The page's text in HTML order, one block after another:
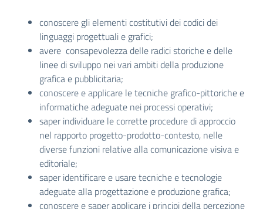
conoscere gli elementi costitutivi dei codici dei
linguaggi progettuali e grafici;
avere consapevolezza delle radici storiche e delle
linee di sviluppo nei vari ambiti della produzione
grafica e pubblicitaria;
conoscere e applicare le tecniche grafico-pittoriche e
informatiche adeguate nei processi operativi;
saper individuare le corrette procedure di approccio
nel rapporto progetto-prodotto-contesto, nelle
diverse funzioni relative alla comunicazione visiva e
editoriale;
saper identificare e usare tecniche e tecnologie
adeguate alla progettazione e produzione grafica;
conoscere e saper applicare i principi della percezione